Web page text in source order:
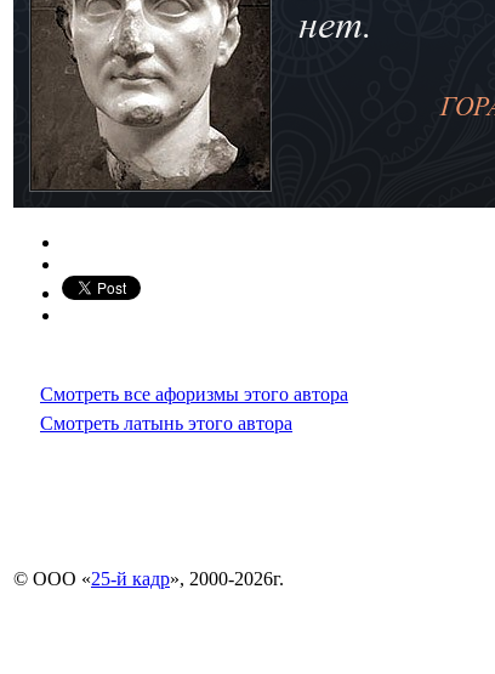
Смотреть все афоризмы этого автора
Смотреть латынь этого автора
© ООО «25-й кадр», 2000-2026г.